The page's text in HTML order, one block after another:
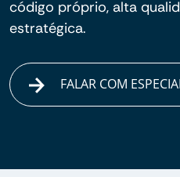
código próprio, alta
estratégica.
FALAR COM